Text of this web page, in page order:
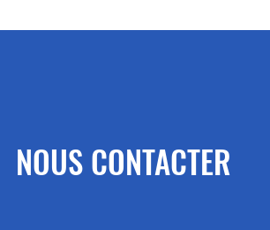
NOUS CONTACTER